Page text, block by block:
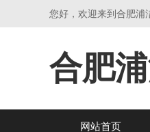
您好，欢迎来到合肥浦
合肥
网站首页